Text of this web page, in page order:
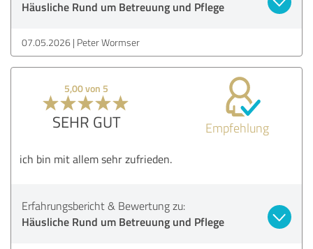
Häusliche Rund um Betreuung und Pflege
07.05.2026 Peter Wormser
5,00 von 5
SEHR GUT Empfehlung
ich bin mit allem sehr zufrieden.
Erfahrungsbericht & Bewertung zu:
Häusliche Rund um Betreuung und Pflege